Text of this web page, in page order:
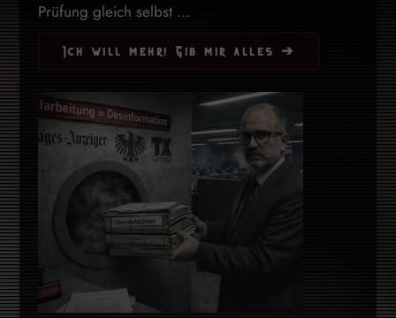
Prüfung gleich selbst ...
Ich will mehr! Gib mir alles ➔